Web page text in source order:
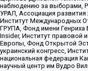
наблюдению за выборами,
УРАЛ, Ассоциация
Институт Международных
ГРУПА, Фонд имени Генриха
Insider, Институт правовой
Европы, Фонд Открытой
украинский конгресс,
национальная федерация
научный центр им Вудро